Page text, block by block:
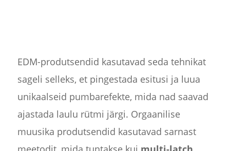
EDM-produtsendid kasutavad seda tehnikat
sageli selleks, et pingestada esitusi ja luua
unikaalseid pumbarefekte, mida nad saavad
ajastada laulu rütmi järgi. Orgaanilise
muusika produtsendid kasutavad sarnast